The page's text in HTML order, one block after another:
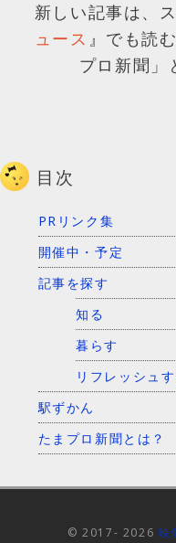
新しい記事は、
ュース 』でも読
プロ新聞」
目次
PRリンク集
開催中・予定
記事を探す
知る
暮らす
リフレッシュ
駅ずかん
たまプロ新聞とは？
© 2017- 2026 映